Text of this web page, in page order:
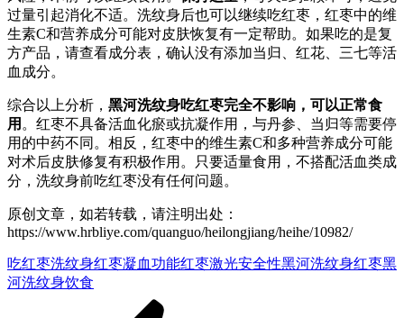
过量引起消化不适。洗纹身后也可以继续吃红枣，红枣中的维
生素C和营养成分可能对皮肤恢复有一定帮助。如果吃的是复
方产品，请查看成分表，确认没有添加当归、红花、三七等活
血成分。
综合以上分析， 黑河洗纹身吃红枣完全不影响，可以正常食
用 。红枣不具备活血化瘀或抗凝作用，与丹参、当归等需要停
用的中药不同。相反，红枣中的维生素C和多种营养成分可能
对术后皮肤修复有积极作用。只要适量食用，不搭配活血类成
分，洗纹身前吃红枣没有任何问题。
原创文章，如若转载，请注明出处：
https://www.hrbliye.com/quanguo/heilongjiang/heihe/10982/
吃红枣洗纹身红枣凝血功能红枣激光安全性黑河洗纹身红枣黑
河洗纹身饮食